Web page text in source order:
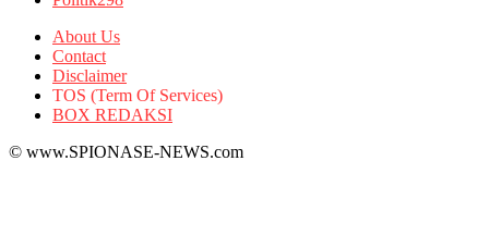
About Us
Contact
Disclaimer
TOS (Term Of Services)
BOX REDAKSI
© www.SPIONASE-NEWS.com